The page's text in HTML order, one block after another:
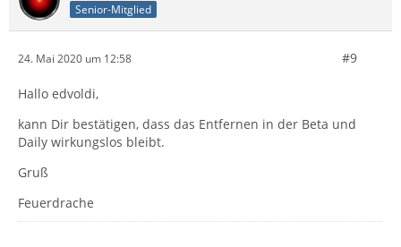
Senior-Mitglied
24. Mai 2020 um 12:58 #9
Hallo edvoldi,
kann Dir bestätigen, dass das Entfernen in der Beta und
Daily wirkungslos bleibt.
Gruß
Feuerdrache